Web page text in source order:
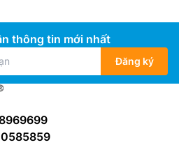
thông tin mới nhất
Đăng ký